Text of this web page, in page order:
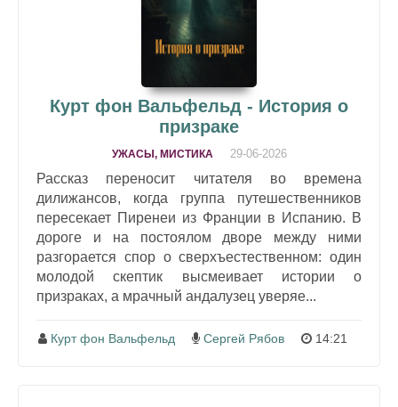
Курт фон Вальфельд - История о
призраке
УЖАСЫ, МИСТИКА 29-06-2026
Рассказ переносит читателя во времена
дилижансов, когда группа путешественников
пересекает Пиренеи из Франции в Испанию. В
дороге и на постоялом дворе между ними
разгорается спор о сверхъестественном: один
молодой скептик высмеивает истории о
призраках, а мрачный андалузец уверяе...
Курт фон Вальфельд Сергей Рябов 14:21